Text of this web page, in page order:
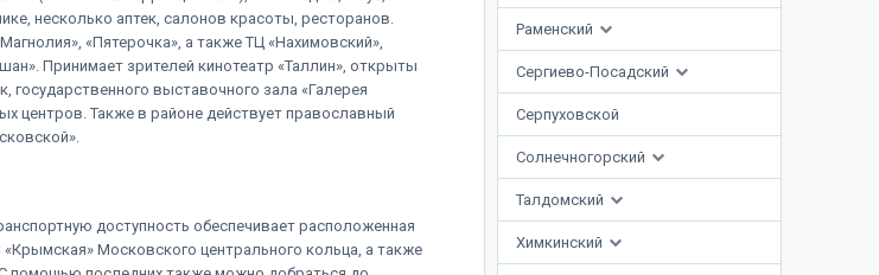
Раменский
Сергиево-Посадский
Серпуховской
Солнечногорский
Талдомский
Химкинский
несколько аптек, салонов красоты, ресторанов.
«Пятерочка», а также ТЦ «Нахимовский»,
Принимает зрителей кинотеатр «Таллин», открыты
государственного выставочного зала «Галерея
центров. Также в районе действует православный
доступность обеспечивает расположенная
«Крымская» Московского центрального кольца, а также